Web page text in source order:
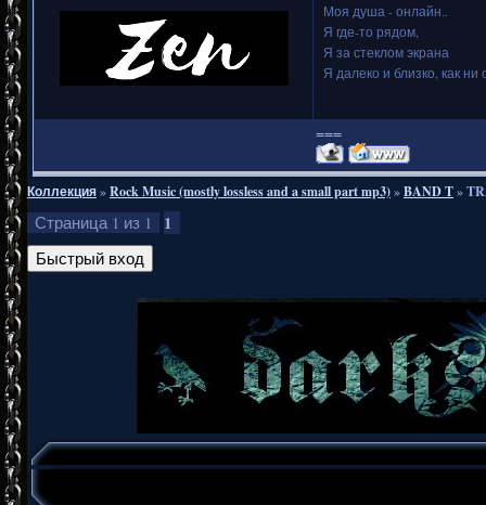
Моя душа - онлайн..
Я где-то рядом,
Я за стеклом экрана
Я далеко и близко, как ни
===
Коллекция»Rock Music (mostly lossless and a small part mp3)»BAND T»
Страница 1 из 1 1